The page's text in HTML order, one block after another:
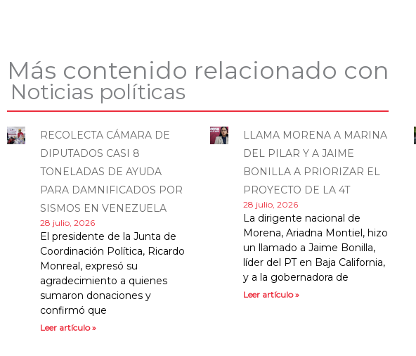
Más contenido relacionado con
Noticias políticas
RECOLECTA CÁMARA DE
DIPUTADOS CASI 8
TONELADAS DE AYUDA
PARA DAMNIFICADOS POR
SISMOS EN VENEZUELA
28 julio, 2026
El presidente de la Junta de
Coordinación Política, Ricardo
Monreal, expresó su
agradecimiento a quienes
sumaron donaciones y
confirmó que
Leer artículo »
LLAMA MORENA A MARINA
DEL PILAR Y A JAIME
BONILLA A PRIORIZAR EL
PROYECTO DE LA 4T
28 julio, 2026
La dirigente nacional de
Morena, Ariadna Montiel, hizo
un llamado a Jaime Bonilla,
líder del PT en Baja California,
y a la gobernadora de
Leer artículo »